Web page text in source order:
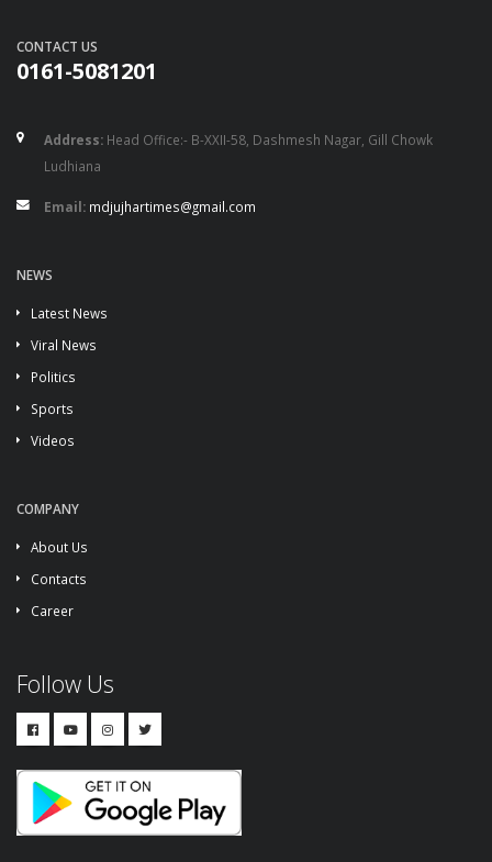
CONTACT US
0161-5081201
Address: Head Office:- B-XXII-58, Dashmesh Nagar, Gill Chowk
Ludhiana
Email: mdjujhartimes@gmail.com
NEWS
Latest News
Viral News
Politics
Sports
Videos
COMPANY
About Us
Contacts
Career
Follow Us